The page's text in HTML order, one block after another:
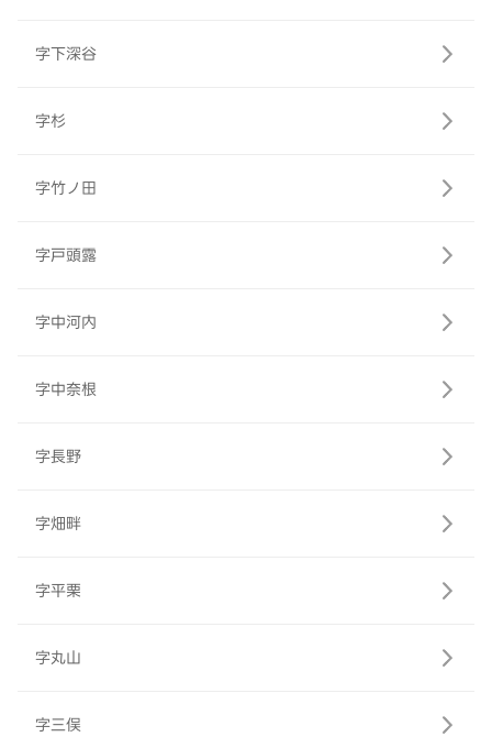
字下深谷
字杉
字竹ノ田
字戸頭露
字中河内
字中奈根
字長野
字畑畔
字平栗
字丸山
字三俣